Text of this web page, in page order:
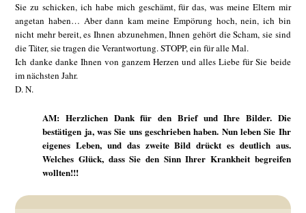
Sie zu schicken, ich habe mich geschämt, für das, was meine Eltern mir
angetan haben… Aber dann kam meine Empörung hoch, nein, ich bin
nicht mehr bereit, es Ihnen abzunehmen, Ihnen gehört die Scham, sie sind
die Täter, sie tragen die Verantwortung. STOPP, ein für alle Mal.
Ich danke danke Ihnen von ganzem Herzen und alles Liebe für Sie beide
im nächsten Jahr.
D. N.
AM: Herzlichen Dank für den Brief und Ihre Bilder. Die
bestätigen ja, was Sie uns geschrieben haben. Nun leben Sie Ihr
eigenes Leben, und das zweite Bild drückt es deutlich aus.
Welches Glück, dass Sie den Sinn Ihrer Krankheit begreifen
wollten!!!